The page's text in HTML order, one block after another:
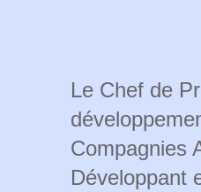
Le Chef de
Compagnies
Développant